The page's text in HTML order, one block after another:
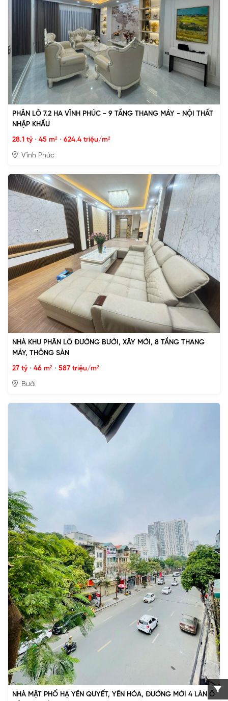
PHÂN LÔ 7.2 HA VĨNH PHÚC - 9 TẦNG THANG MÁY - NỘI THẤT
NHẬP KHẨU
28.1 tỷ • 45 m² • 624.4 triệu/m²
Vĩnh Phúc
NHÀ KHU PHÂN LÔ ĐƯỜNG BƯỞI, XÂY MỚI, 8 TẦNG THANG
MÁY, THÔNG SÀN
27 tỷ • 46 m² • 587 triệu/m²
Bưởi
NHÀ MẶT PHỐ HẠ YÊN QUYẾT, YÊN HÒA, ĐƯỜNG MỚI 4 LÀN Ô